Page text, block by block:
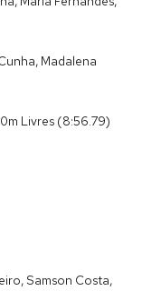
Madalena
Livres (8:56.79)
Samson Costa,